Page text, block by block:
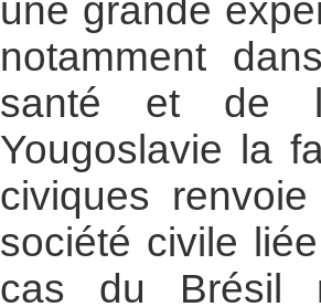
une grande
notamment
santé et de
Yougoslavie la
civiques
société civile
cas du Brésil